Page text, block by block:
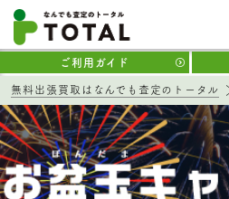
ご利用ガイド
無料出張買取はなんでも査定のトータル